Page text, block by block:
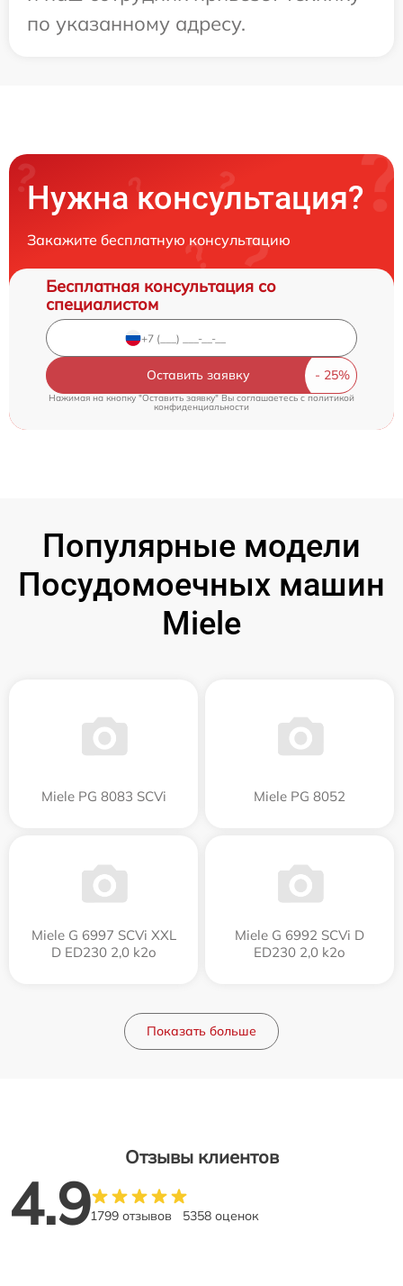
по указанному адресу.
Нужна консультация?
Закажите бесплатную консультацию
Бесплатная консультация со
специалистом
Оставить заявку
Нажимая на кнопку "Оставить заявку" Вы соглашаетесь cполитикой
конфиденциальности
Популярные модели
Посудомоечных машин
Miele
Miele PG 8083 SCVi Miele PG 8052
Miele G 6997 SCVi XXL
D ED230 2,0 k2o
Miele G 6992 SCVi D
ED230 2,0 k2o
Показать больше
Отзывы клиентов
4.91799 отзывов 5358 оценок